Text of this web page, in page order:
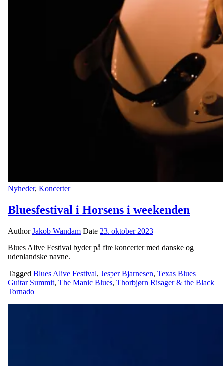
Nyheder, Koncerter
Bluesfestival i Horsens i weekenden
AuthorJakob Wandam Date 23. oktober 2023
Blues Alive Festival byder på fire koncerter med danske og
udenlandske navne.
Tagged Blues Alive Festival, Jesper Bjarnesen, Texas Blues
Guitar Summit, The Manic Blues, Thorbjørn Risager & the Black
Tornado |